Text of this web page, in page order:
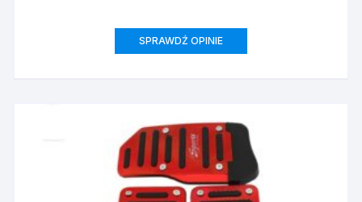
SPRAWDŹ OPINIE